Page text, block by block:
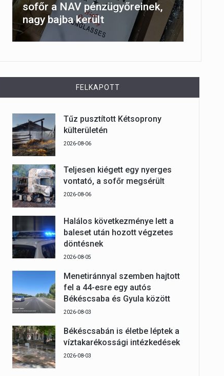
sofőr a NAV pénzügyőreinek,
nagy bajba került
FELKAPOTT
Tűz pusztított Kétsoprony
külterületén
2026-08-06
Teljesen kiégett egy nyerges
vontató, a sofőr megsérült
2026-08-06
Halálos következménye lett a
baleset után hozott végzetes
döntésnek
2026-08-05
Menetiránnyal szemben hajtott
fel a 44-esre egy autós
Békéscsaba és Gyula között
2026-08-03
Békéscsabán is életbe léptek a
víztakarékossági intézkedések
2026-08-03